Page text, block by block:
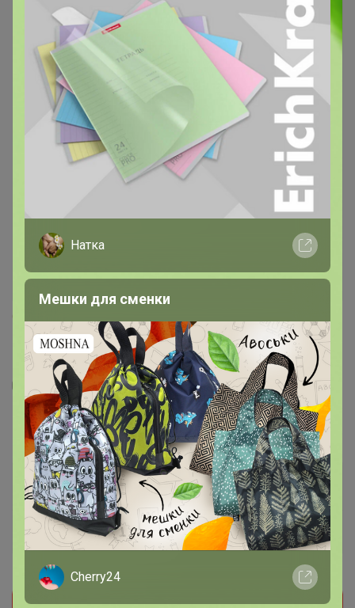
6
Браслет
126р Орг. 27,72р
Доставка 10р
Специальный тариф
Для вас выдача заказа — от 10р
Натка
Мешки для сменки
Cherry24